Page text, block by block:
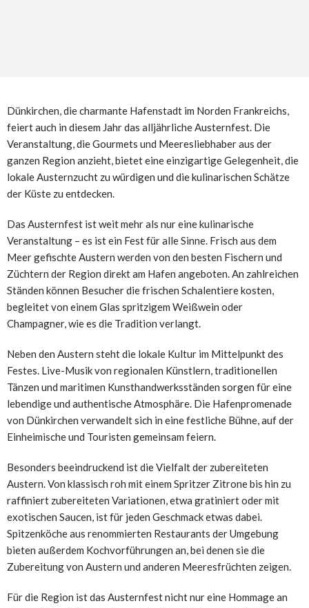
Dünkirchen, die charmante Hafenstadt im Norden Frankreichs,
feiert auch in diesem Jahr das alljährliche Austernfest. Die
Veranstaltung, die Gourmets und Meeresliebhaber aus der
ganzen Region anzieht, bietet eine einzigartige Gelegenheit, die
lokale Austernzucht zu würdigen und die kulinarischen Schätze
der Küste zu entdecken.
Das Austernfest ist weit mehr als nur eine kulinarische
Veranstaltung – es ist ein Fest für alle Sinne. Frisch aus dem
Meer gefischte Austern werden von den besten Fischern und
Züchtern der Region direkt am Hafen angeboten. An zahlreichen
Ständen können Besucher die frischen Schalentiere kosten,
begleitet von einem Glas spritzigem Weißwein oder
Champagner, wie es die Tradition verlangt.
Neben den Austern steht die lokale Kultur im Mittelpunkt des
Festes. Live-Musik von regionalen Künstlern, traditionellen
Tänzen und maritimen Kunsthandwerksständen sorgen für eine
lebendige und authentische Atmosphäre. Die Hafenpromenade
von Dünkirchen verwandelt sich in eine festliche Bühne, auf der
Einheimische und Touristen gemeinsam feiern.
Besonders beeindruckend ist die Vielfalt der zubereiteten
Austern. Von klassisch roh mit einem Spritzer Zitrone bis hin zu
raffiniert zubereiteten Variationen, etwa gratiniert oder mit
exotischen Saucen, ist für jeden Geschmack etwas dabei.
Spitzenköche aus renommierten Restaurants der Umgebung
bieten außerdem Kochvorführungen an, bei denen sie die
Zubereitung von Austern und anderen Meeresfrüchten zeigen.
Für die Region ist das Austernfest nicht nur eine Hommage an